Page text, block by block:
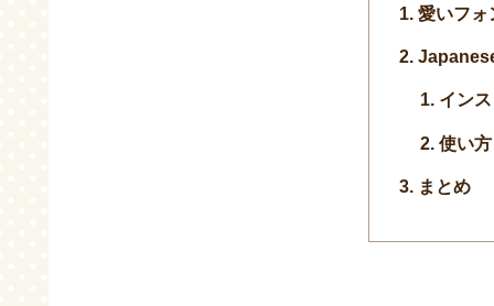
愛いフォ
イン
使い方
まとめ